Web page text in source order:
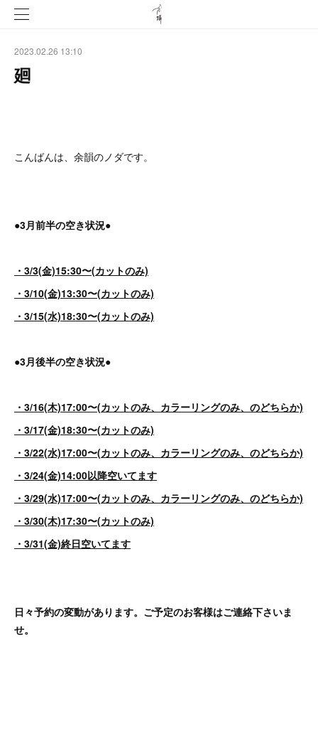
2023.02.26 13:10
廻
こんばんは、余韻のノダです。
●3月前半の空き状況●
・3/3(金)15:30〜(カットのみ)
・3/10(金)13:30〜(カットのみ)
・3/15(水)18:30〜(カットのみ)
●3月後半の空き状況●
・3/16(木)17:00〜(カットのみ、カラーリングのみ、のどちらか)
・3/17(金)18:30〜(カットのみ)
・3/22(水)17:00〜(カットのみ、カラーリングのみ、のどちらか)
・3/24(金)14:00以降空いてます
・3/29(水)17:00〜(カットのみ、カラーリングのみ、のどちらか)
・3/30(木)17:30〜(カットのみ)
・3/31(金)終日空いてます
日々予約の変動があります。ご予定のお客様はご連絡下さいま
せ。